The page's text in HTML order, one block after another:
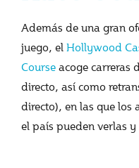
Además de una gran
juego, el Hollywood
Courseacoge carreras
directo, así como
directo), en las que los
el país pueden verlas